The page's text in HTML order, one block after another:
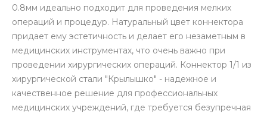
0.8мм идеально подходит для проведения мелких
операций и процедур. Натуральный цвет коннектора
придает ему эстетичность и делает его незаметным в
медицинских инструментах, что очень важно при
проведении хирургических операций. Коннектор 1/1 из
хирургической стали "Крылышко" - надежное и
качественное решение для профессиональных
медицинских учреждений, где требуется безупречная